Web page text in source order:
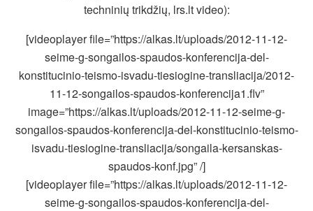
techninių trikdžių, lrs.lt video):
[videoplayer file=”https://alkas.lt/uploads/2012-11-12-
seime-g-songailos-spaudos-konferencija-del-
konstitucinio-teismo-isvadu-tiesiogine-transliacija/2012-
11-12-songailos-spaudos-konferencija1.flv”
image=”https://alkas.lt/uploads/2012-11-12-seime-g-
songailos-spaudos-konferencija-del-konstitucinio-teismo-
isvadu-tiesiogine-transliacija/songaila-kersanskas-
spaudos-konf.jpg” /]
[videoplayer file=”https://alkas.lt/uploads/2012-11-12-
seime-g-songailos-spaudos-konferencija-del-